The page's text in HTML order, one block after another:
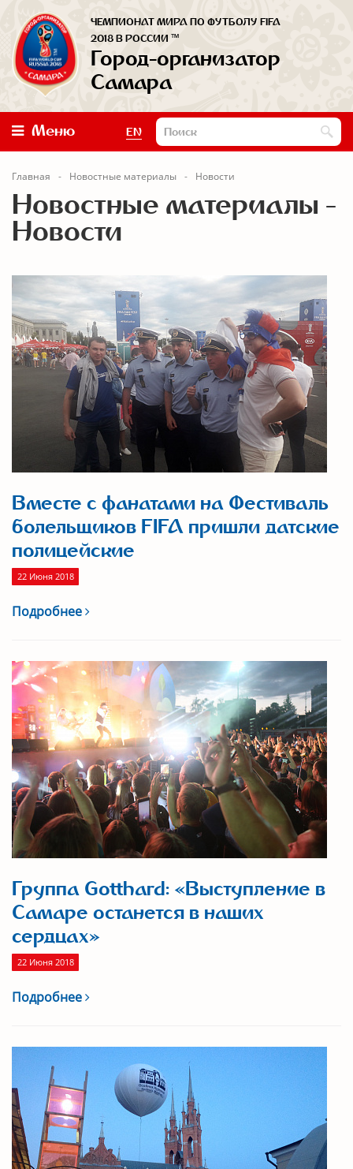
ЧЕМПИОНАТ МИРА ПО ФУТБОЛУ FIFA
2018 В РОССИИ ™
Город-организатор
Самара
Меню EN
Главная Новостные материалы Новости
Новостные материалы -
Новости
Вместе с фанатами на Фестиваль
болельщиков FIFA пришли датские
полицейские
22 Июня 2018
Подробнее
Группа Gotthard: «Выступление в
Самаре останется в наших
сердцах»
22 Июня 2018
Подробнее